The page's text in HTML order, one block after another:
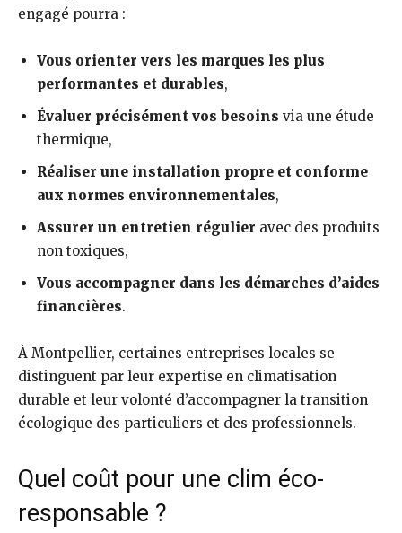
engagé pourra :
Vous orienter vers les marques les plus
performantes et durables,
Évaluer précisément vos besoins via une étude
thermique,
Réaliser une installation propre et conforme
aux normes environnementales,
Assurer un entretien régulier avec des produits
non toxiques,
Vous accompagner dans les démarches d’aides
financières.
À Montpellier, certaines entreprises locales se
distinguent par leur expertise en climatisation
durable et leur volonté d’accompagner la transition
écologique des particuliers et des professionnels.
Quel coût pour une clim éco-
responsable ?